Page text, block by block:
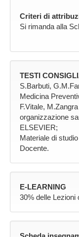
Criteri di
Si rimanda alla
TESTI
S.Barbuti,
Medicina
F.Vitale,
organizzazione
ELSEVIER;
Materiale di
Docente.
E-LEARNING
30% delle Lezioni